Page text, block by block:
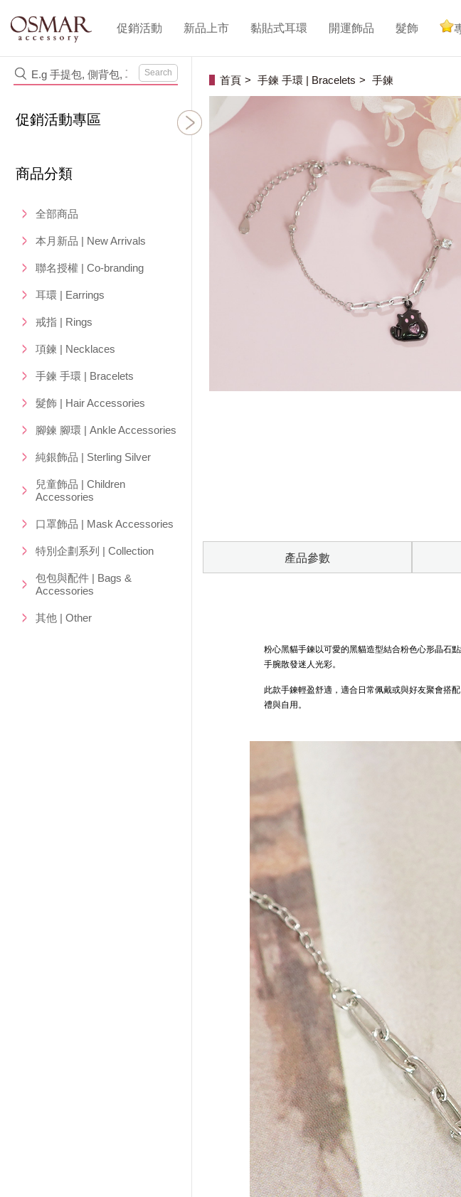
促銷活動 新品上市 黏貼式耳環 開運飾品 髮飾
Search
促銷活動專區
商品分類
全部商品
本月新品 | New Arrivals
聯名授權 | Co-branding
耳環 | Earrings
戒指 | Rings
項鍊 | Necklaces
手鍊 手環 | Bracelets
髮飾 | Hair Accessories
腳鍊 腳環 | Ankle Accessories
純銀飾品 | Sterling Silver
兒童飾品 | Children
Accessories
口罩飾品 | Mask Accessories
特別企劃系列 | Collection
包包與配件 | Bags &
Accessories
其他 | Other
首頁 手鍊 手環 | Bracelets 手鍊
產品參數
粉心黑貓手鍊以可愛的黑貓造型結合粉色心形晶石
手腕散發迷人光彩。
此款手鍊輕盈舒適，適合日常佩戴或與好友聚會搭
禮與自用。